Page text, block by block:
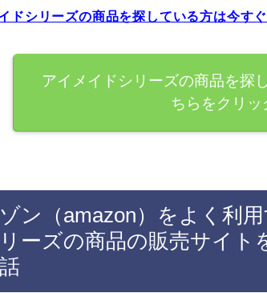
ドシリーズの商品を探している方は今す
アイメイドシリーズの商品を探
ちらをクリッ
ン（amazon）をよく利
リーズの商品の販売サイ